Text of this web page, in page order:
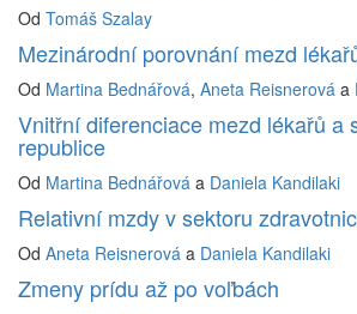
Od Tomáš Szalay
Mezinárodní porovnání mezd
Od Martina Bednářová, Aneta Reisnerová a
Vnitřní diferenciace mezd lékařů a
republice
Od Martina Bednářová a Daniela Kandilaki
Relativní mzdy v sektoru
Od Aneta Reisnerová a Daniela Kandilaki
Zmeny prídu až po voľbách